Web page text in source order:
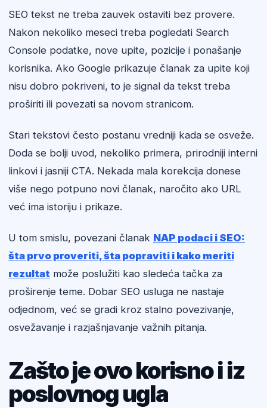
SEO tekst ne treba zauvek ostaviti bez provere.
Nakon nekoliko meseci treba pogledati Search
Console podatke, nove upite, pozicije i ponašanje
korisnika. Ako Google prikazuje članak za upite koji
nisu dobro pokriveni, to je signal da tekst treba
proširiti ili povezati sa novom stranicom.
Stari tekstovi često postanu vredniji kada se osveže.
Doda se bolji uvod, nekoliko primera, prirodniji interni
linkovi i jasniji CTA. Nekada mala korekcija donese
više nego potpuno novi članak, naročito ako URL
već ima istoriju i prikaze.
U tom smislu, povezani članak NAP podaci i SEO:
šta prvo proveriti, šta popraviti i kako meriti
rezultat može poslužiti kao sledeća tačka za
proširenje teme. Dobar SEO usluga ne nastaje
odjednom, već se gradi kroz stalno povezivanje,
osvežavanje i razjašnjavanje važnih pitanja.
Zašto je ovo korisno i iz
poslovnog ugla